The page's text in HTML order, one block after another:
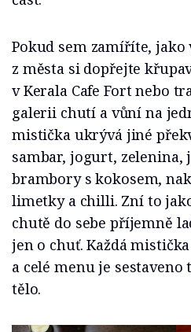
Pokud sem zamíříte,
z města si dopřejte
v Kerala Cafe Fort nebo
galerii chutí a vůní na
mistička ukrývá jiné
sambar, jogurt, zelenina,
brambory s kokosem,
limetky a chilli. Zní to
chutě do sebe příjemně
jen o chuť. Každá
a celé menu je sestaveno
tělo.